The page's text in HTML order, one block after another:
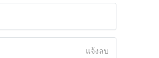
แจ้งลบ